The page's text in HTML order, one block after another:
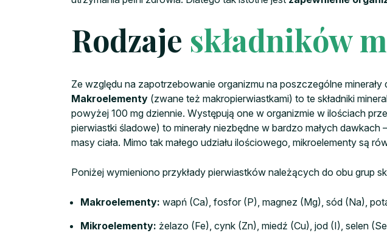
Rodzaje składników
Ze względu na zapotrzebowanie organizmu na poszczególne
Makroelementy (zwane też makropierwiastkami) to te składniki
powyżej 100 mg dziennie. Występują one w organizmie w ilościach
pierwiastki śladowe) to minerały niezbędne w bardzo małych
masy ciała. Mimo tak małego udziału ilościowego, mikroelementy są
Poniżej wymieniono przykłady pierwiastków należących do obu grup
Makroelementy: wapń (Ca), fosfor (P), magnez (Mg), sód (Na),
Mikroelementy: żelazo (Fe), cynk (Zn), miedź (Cu), jod (I), selen